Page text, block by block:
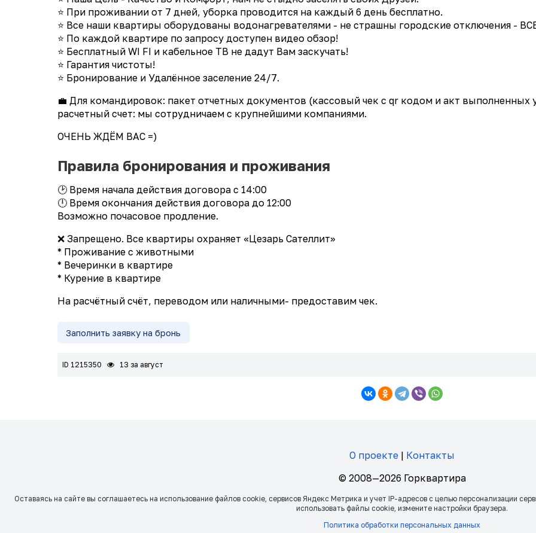
⭐ При проживании от 7 дней, уборка проводится на каждый 6 день бесплатно.
⭐ Все наши квартиры оборудованы водонагревателями - не страшны городские отключения -
⭐ По каждой квартире по запросу доступен видео обзор!
⭐ Бесплатный WI FI и кабельное ТВ не дадут Вам заскучать!
⭐ Гарантия чистоты!
⭐ Бронирование и Удалённое заселение 24/7.
💼 Для командировок: пакет отчетных документов (кассовый чек с qr кодом и акт выполненных
расчетный счет: мы сотрудничаем с крупнейшими компаниями.
ОЧЕНЬ ЖДЁМ ВАС =)
Правила бронирования и проживания
🕑 Время начала действия договора с 14:00
🕛 Время окончания действия договора до 12:00
Возможно почасовое продление.
❌ Запрещено. Все квартиры охраняет «Цезарь Сателлит»
* Проживание с животными
* Вечеринки в квартире
* Курение в квартире
На расчётный счёт, переводом или наличными- предоставим чек.
Заполнить заявку на бронь
ID 1215350 13 за август
О проекте | Контакты
© 2008—2026 Горквартира
Оставаясь на сайте вы соглашаетесь на использование файлов сookie, сервисов Яндекс Метрика и учет IP-адресов с целью персонализации
использовать файлы сookie, измените настройки браузера.
Политика обработки персональных данных